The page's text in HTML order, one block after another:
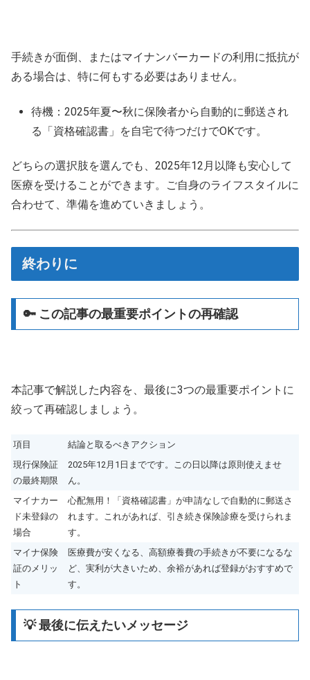
手続きが面倒、またはマイナンバーカードの利用に抵抗が
ある場合は、特に何もする必要はありません。
待機：2025年夏〜秋に保険者から自動的に郵送され
る「資格確認書」を自宅で待つだけでOKです。
どちらの選択肢を選んでも、2025年12月以降も安心して
医療を受けることができます。ご自身のライフスタイルに
合わせて、準備を進めていきましょう。
終わりに
🔑 この記事の最重要ポイントの再確認
本記事で解説した内容を、最後に3つの最重要ポイントに
絞って再確認しましょう。
項目
結論と取るべきアクション
現行保険証
の最終期限
2025年12月1日までです。この日以降は原則使えませ
ん。
マイナカー
ド未登録の
場合
心配無用！「資格確認書」が申請なしで自動的に郵送さ
れます。これがあれば、引き続き保険診療を受けられま
す。
マイナ保険
証のメリッ
ト
医療費が安くなる、高額療養費の手続きが不要になるな
ど、実利が大きいため、余裕があれば登録がおすすめで
す。
💡 最後に伝えたいメッセージ